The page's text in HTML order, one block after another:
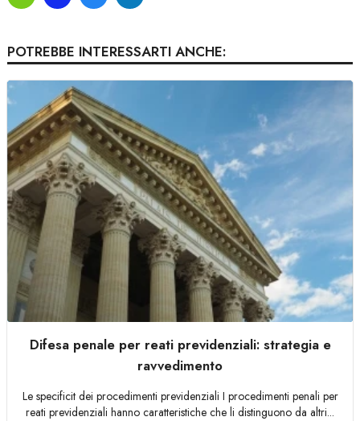
POTREBBE INTERESSARTI ANCHE:
Difesa penale per reati previdenziali: strategia e
ravvedimento
Le specificit dei procedimenti previdenziali I procedimenti penali per
reati previdenziali hanno caratteristiche che li distinguono da altri...